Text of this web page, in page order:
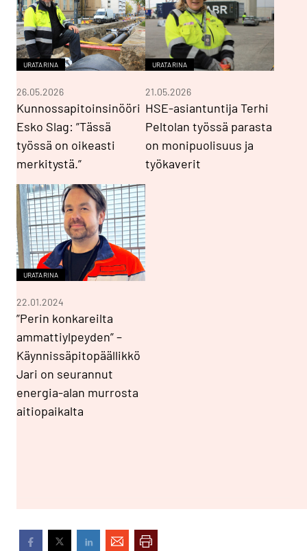
URATARINA
Kunnossapitoinsinööri
Esko Slag: ”Tässä
työssä on oikeasti
merkitystä.”
26.05.2026
URATARINA
HSE-asiantuntija Terhi
Peltolan työssä parasta
on monipuolisuus ja
työkaverit
21.05.2026
URATARINA
”Perin konkareilta
ammattiylpeyden” –
Käynnissäpitopäällikkö
Jari on seurannut
energia-alan murrosta
aitiopaikalta
22.01.2024